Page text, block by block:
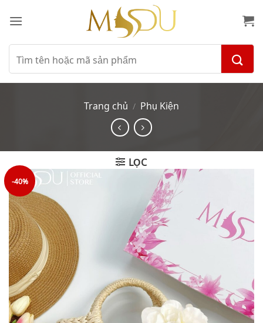
qua
dungTìm
kiếm:
Trang chủ / Phụ Kiện
LỌC
-40%